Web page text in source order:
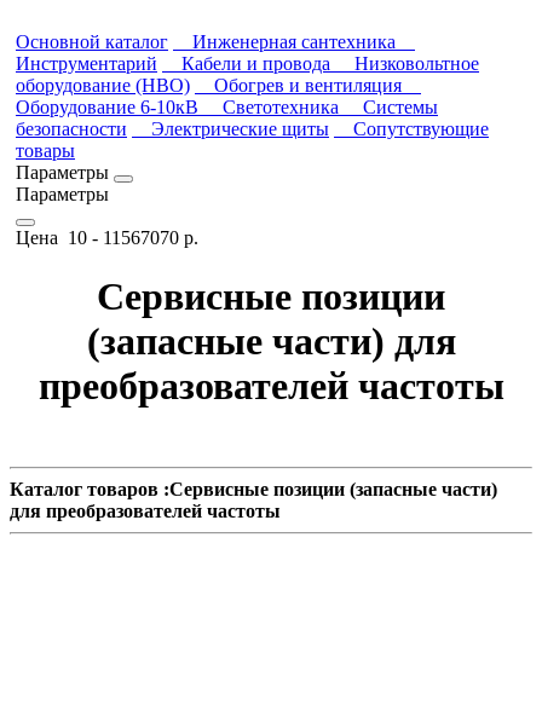
Основной каталог
Инженерная сантехника
Инструментарий
Кабели и провода
Низковольтное
оборудование (НВО)
Обогрев и вентиляция
Оборудование 6-10кВ
Светотехника
Системы
безопасности
Электрические щиты
Сопутствующие
товары
Параметры
Параметры
Цена 10 - 11567070 р.
Сервисные позиции
(запасные части) для
преобразователей частоты
Каталог товаров :Сервисные позиции (запасные части)
для преобразователей частоты